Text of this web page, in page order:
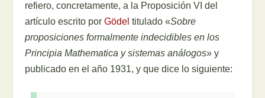
refiero, concretamente, a la Proposición VI del
artículo escrito porGödel titulado «Sobre
proposiciones formalmente indecidibles en los
Principia Mathematica y sistemas análogos» y
publicado en el año 1931, y que dice lo siguiente: